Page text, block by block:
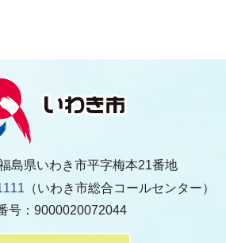
島県いわき市平字梅本21番地
（いわき市総合コールセンター）
号：9000020072044